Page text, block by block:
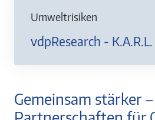
Umweltrisiken
vdpResearch - K.A.R.L.
Gemeinsam stärker